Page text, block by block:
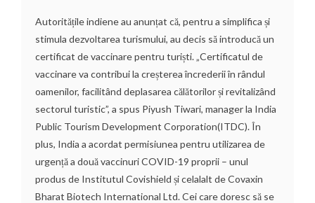
Autoritățile indiene au anunțat că, pentru a simplifica și
stimula dezvoltarea turismului, au decis să introducă un
certificat de vaccinare pentru turiști. „Certificatul de
vaccinare va contribui la creșterea încrederii în rândul
oamenilor, facilitând deplasarea călătorilor și revitalizând
sectorul turistic”, a spus Piyush Tiwari, manager la India
Public Tourism Development Corporation(ITDC). În
plus, India a acordat permisiunea pentru utilizarea de
urgență a două vaccinuri COVID-19 proprii – unul
produs de Institutul Covishield și celalalt de Covaxin
Bharat Biotech International Ltd. Cei care doresc să se